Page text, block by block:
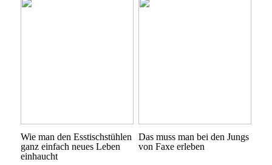
Wie man den Esstischstühlen
ganz einfach neues Leben
einhaucht
Das muss man bei den Jungs
von Faxe erleben